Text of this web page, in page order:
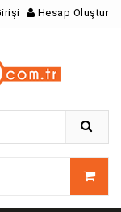
Hesap Oluştur